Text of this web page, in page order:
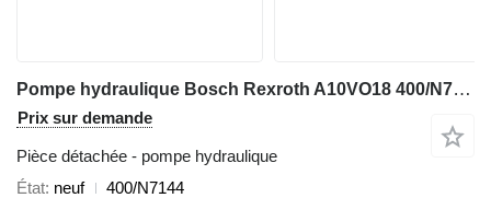
Pompe hydraulique Bosch Rexroth A10VO18 400/N7144 pour mini-pelle JCB 16C-1, 18Z-1, 19C-1
Prix sur demande
Pièce détachée - pompe hydraulique
État neuf
400/N7144